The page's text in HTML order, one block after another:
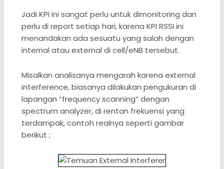
Jadi KPI ini sangat perlu untuk dimonitoring dan
perlu di report setiap hari, karena KPI RSSI ini
menandakan ada sesuatu yang salah dengan
internal atau external di cell/eNB tersebut.
Misalkan analisanya mengarah karena external
interference, biasanya dilakukan pengukuran di
lapangan “frequency scanning” dengan
spectrum analyzer, di rentan frekuensi yang
terdampak, contoh realnya seperti gambar
berikut ;